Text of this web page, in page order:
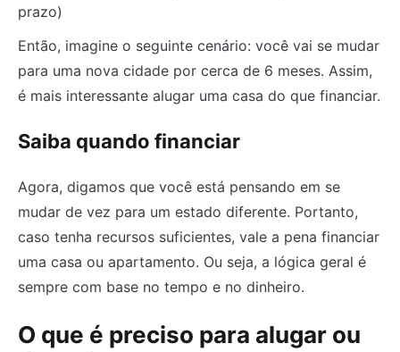
prazo)
Então, imagine o seguinte cenário: você vai se mudar
para uma nova cidade por cerca de 6 meses. Assim,
é mais interessante alugar uma casa do que financiar.
Saiba quando financiar
Agora, digamos que você está pensando em se
mudar de vez para um estado diferente. Portanto,
caso tenha recursos suficientes, vale a pena financiar
uma casa ou apartamento. Ou seja, a lógica geral é
sempre com base no tempo e no dinheiro.
O que é preciso para alugar ou